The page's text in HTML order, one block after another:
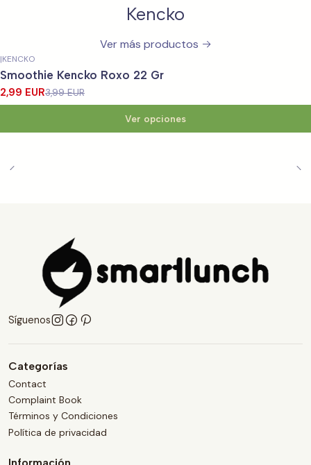
Kencko
Ver más productos
-25%OFF
|KENCKO
Smoothie Kencko Roxo 22 Gr
2,99 EUR3,99 EUR
Ver opciones
Síguenos
Categorías
Contact
Complaint Book
Términos y Condiciones
Política de privacidad